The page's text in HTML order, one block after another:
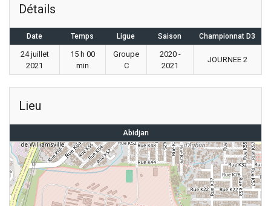
Détails
Date Temps Ligue Saison Championnat D3
24 juillet
2021
15 h 00
min
Groupe
C
2020 -
2021
JOURNEE 2
Lieu
Abidjan